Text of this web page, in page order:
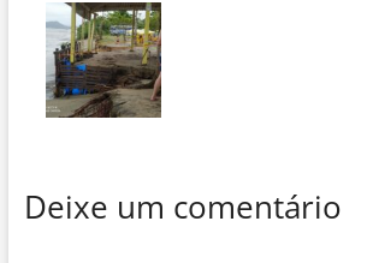
Deixe um comentário